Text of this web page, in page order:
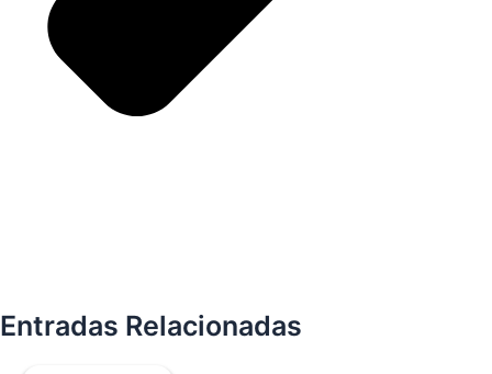
Entradas Relacionadas